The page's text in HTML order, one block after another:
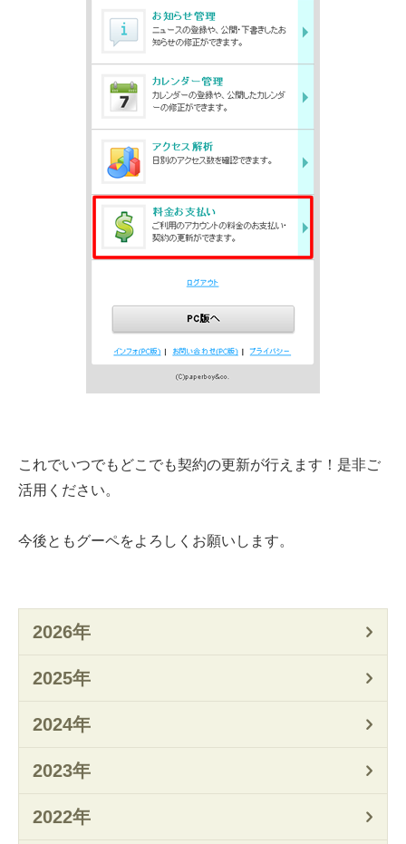
これでいつでもどこでも契約の更新が行えます！是非ご
活用ください。
今後ともグーペをよろしくお願いします。
2026年
2025年
2024年
2023年
2022年